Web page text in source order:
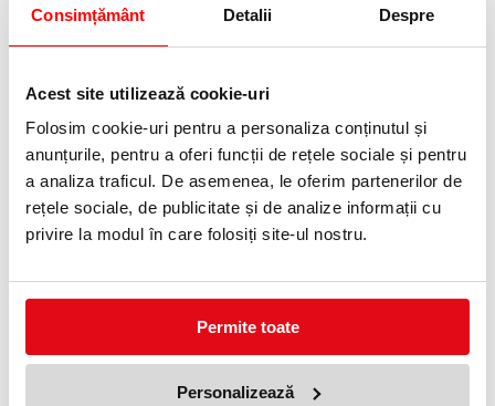
Consimțământ Detalii Despre
Acest site utilizează cookie-uri
Folosim cookie-uri pentru a personaliza conținutul și
anunțurile, pentru a oferi funcții de rețele sociale și pentru
a analiza traficul. De asemenea, le oferim partenerilor de
rețele sociale, de publicitate și de analize informații cu
privire la modul în care folosiți site-ul nostru.
Permite toate
Personalizează
Informatii livrare
Telefon:
0372 552 601
Ambalare: 100 coli/top.
Numar etichete: 4 etichete/pagina.
Etichete autoadezive EXTE pentru diverse aplicatii. Tehnologie